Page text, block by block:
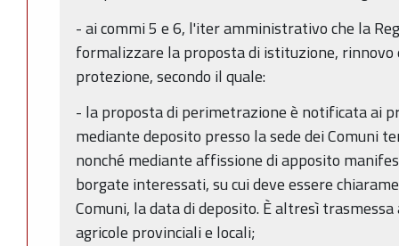
- ai commi 5 e 6, l'iter amministrativo che la
formalizzare la proposta di istituzione, rinnovo
protezione, secondo il quale:
- la proposta di perimetrazione è notificata ai
mediante deposito presso la sede dei Comuni
nonché mediante affissione di apposito
borgate interessati, su cui deve essere
Comuni, la data di deposito. È altresì
agricole provinciali e locali;